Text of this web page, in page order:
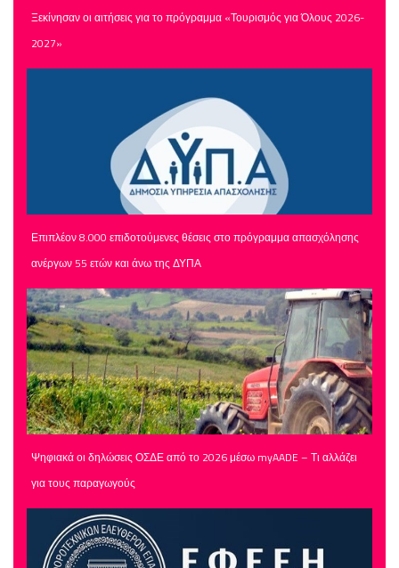
Ξεκίνησαν οι αιτήσεις για το πρόγραμμα «Τουρισμός για Όλους 2026-
2027»
Επιπλέον 8.000 επιδοτούμενες θέσεις στο πρόγραμμα απασχόλησης
ανέργων 55 ετών και άνω της ΔΥΠΑ
Ψηφιακά οι δηλώσεις ΟΣΔΕ από το 2026 μέσω myAADE – Τι αλλάζει
για τους παραγωγούς